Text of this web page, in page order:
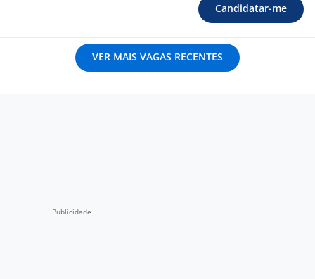
Candidatar-me
VER MAIS VAGAS RECENTES